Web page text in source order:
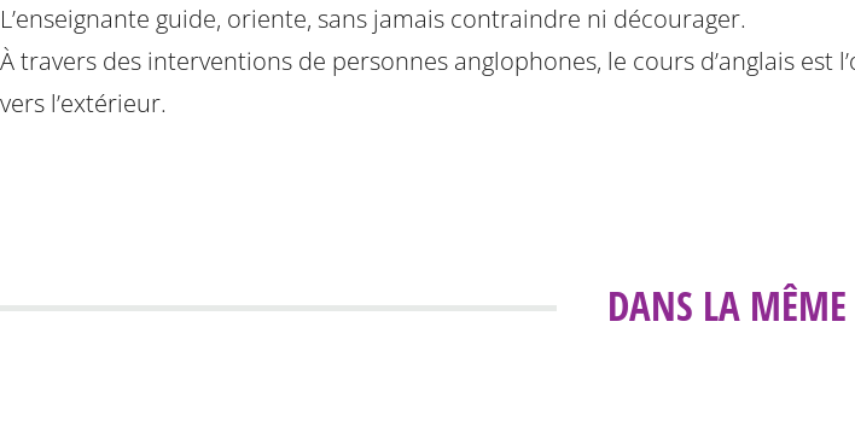
L’enseignante guide, oriente, sans jamais contraindre ni décourager.
À travers des interventions de personnes anglophones, le cours d’anglais
vers l’extérieur.
DANS LA